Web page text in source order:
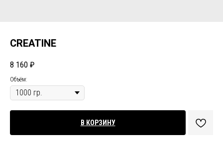
CREATINE
8 160 ₽
Объём:
В КОРЗИНУ